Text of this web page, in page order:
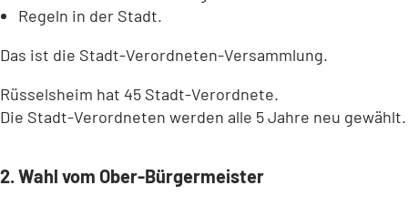
Regeln in der Stadt.
Das ist die Stadt-Verordneten-Versammlung.
Rüsselsheim hat 45 Stadt-Verordnete.
Die Stadt-Verordneten werden alle 5 Jahre neu gewählt.
2. Wahl vom Ober-Bürgermeister